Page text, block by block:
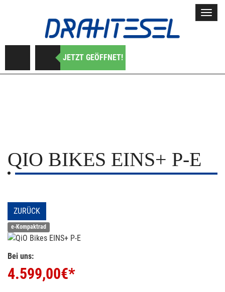
JETZT GEÖFFNET!
QIO BIKES EINS+ P-E
ZURÜCK
e-Kompaktrad
Bei uns:
4.599,00€*